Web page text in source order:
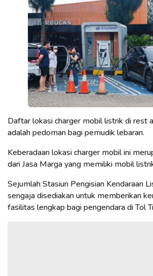
Daftar lokasi charger mobil listrik di rest
adalah pedoman bagi pemudik lebaran.
Keberadaan lokasi charger mobil ini
dari Jasa Marga yang memiliki mobil
Sejumlah Stasiun Pengisian Kendaraan
sengaja disediakan untuk memberikan
fasilitas lengkap bagi pengendara di Tol